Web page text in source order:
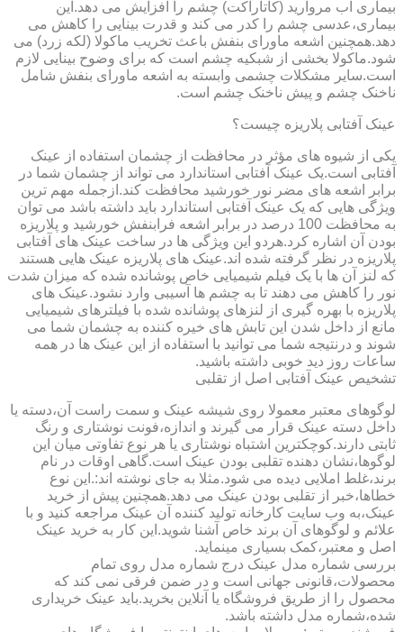
بیماری آب مروارید (کاتاراکت) چشم را افزایش می دهد.این
بیماری،عدسی چشم را کدر می کند و قدرت بینایی را کاهش می
دهد.همچنین اشعه ماورای بنفش باعث تخریب ماکولا (لکه زرد) می
شود.ماکولا بخشی از شبکیه چشم است که برای وضوح بینایی لازم
است.سایر مشکلات چشمی وابسته به اشعه ماورای بنفش شامل
ناخنک چشم و پیش ناخنک چشم است.
عینک آفتابی پلاریزه چیست؟
یکی از شیوه های مؤثر در محافظت از چشمان استفاده از عینک
آفتابی است.یک عینک آفتابی استاندارد می تواند از چشمان شما در
برابر اشعه های مضر نور خورشید محافظت کند.ازجمله مهم ترین
ویژگی هایی که یک عینک آفتابی استاندارد باید داشته باشد می توان
به محافظت 100 درصد در برابر اشعه فرابنفش خورشید و پلاریزه
بودن آن اشاره کرد.هردو این ویژگی ها در ساخت عینک های آفتابی
پلاریزه در نظر گرفته شده اند.عینک های پلاریزه عینک هایی هستند
که لنز آن ها با یک فیلم شیمیایی خاص پوشانده شده که میزان شدت
نور را کاهش می دهند تا به چشم ها آسیبی وارد نشود.عینک های
پلاریزه با بهره گیری از لنزهای پوشانده شده با فیلترهای شیمیایی
مانع از داخل شدن این تابش های خیره کننده به چشمان شما می
شوند و درنتیجه شما می توانید با استفاده از این عینک ها در همه
ساعات روز دید خوبی داشته باشید.
تشخیص عینک آفتابی اصل از تقلبی
لوگوهای معتبر معمولا روی شیشه عینک و سمت راست آن،دسته یا
داخل دسته عینک قرار می گیرند و اندازه،فونت نوشتاری و رنگ
ثابتی دارند.کوچکترین اشتباه نوشتاری یا هر نوع تفاوتی میان این
لوگوها،نشان دهنده تقلبی بودن عینک است.گاهی اوقات در نام
برند،غلط املایی دیده می شود.مثلا به جای نوشته اند:.این نوع
خطاها،خبر از تقلبی بودن عینک می دهد.همچنین پیش از خرید
عینک،به وب سایت کارخانه تولید کننده آن عینک مراجعه کنید و با
علائم و لوگوهای آن برند خاص آشنا شوید.این کار به خرید عینک
اصل و معتبر،کمک بسیاری مینماید.
بررسی شماره مدل عینک درج شماره مدل روی تمام
محصولات،قانونی جهانی است و در ضمن فرقی نمی کند که
محصول را از طریق فروشگاه یا آنلاین بخرید.باید عینک خریداری
شده،شماره مدل داشته باشد.